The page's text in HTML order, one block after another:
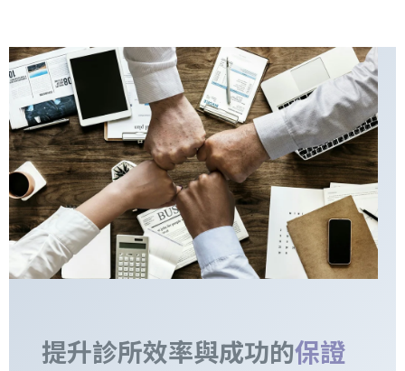
提升診所效率與成功的保證